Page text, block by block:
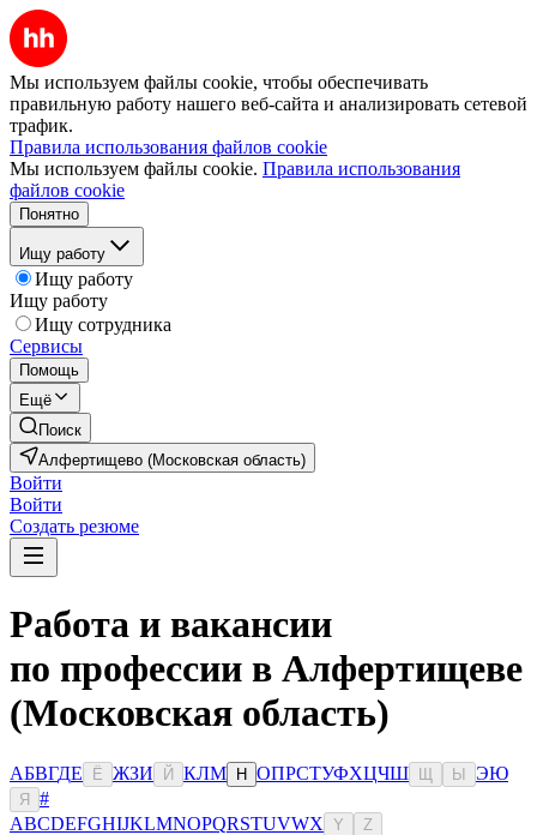
Мы используем файлы cookie, чтобы обеспечивать
правильную работу нашего веб-сайта и анализировать сетевой
трафик.
Правила использования файлов cookie
Мы используем файлы cookie. Правила использования
файлов cookie
Понятно
Ищу работу
Ищу работу
Ищу работу
Ищу сотрудника
Сервисы
Помощь
Ещё
Поиск
Алфертищево (Московская область)
Войти
Войти
Создать резюме
Работа и вакансии
по профессии в Алфертищеве
(Московская область)
АБВГДЕ Ё ЖЗИ Й КЛМ Н ОПРСТУФХЦЧШ Ы ЭЮ
Я
#
ABCDEFGHIJKLMNOPQRSTUVWX Y Z